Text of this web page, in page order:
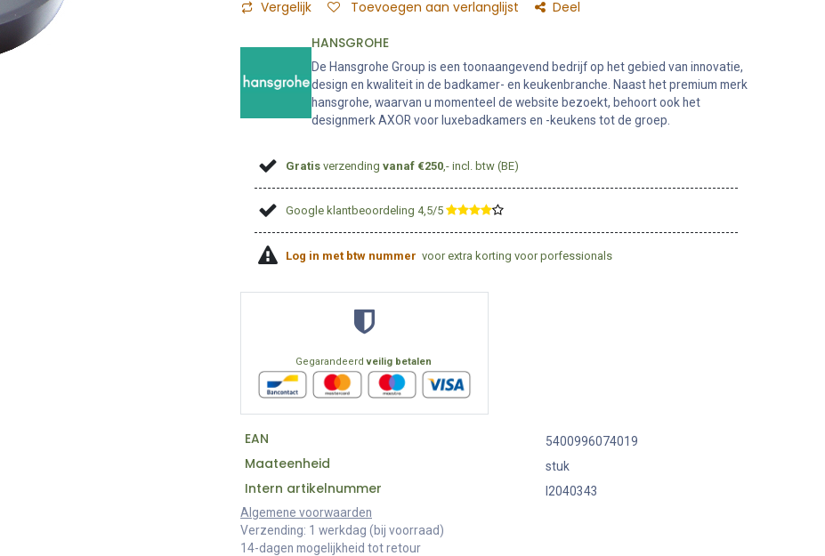
Vergelijk Toevoegen aan verlanglijst Deel
HANSGROHE
De Hansgrohe Group is een toonaangevend bedrijf op het gebied van innovatie,
design en kwaliteit in de badkamer- en keukenbranche. Naast het premium merk
hansgrohe, waarvan u momenteel de website bezoekt, behoort ook het
designmerk AXOR voor luxebadkamers en -keukens tot de groep.
Gratis verzendingvanaf €250 ,- incl. btw (BE)
Google klantbeoordeling 4,5/5 ​
Log in met btw nummer voor extra korting voor porfessionals
Gegarandeerdveilig betalen
EAN 5400996074019
Maateenheid stuk
Intern artikelnummer
I2040343
Algemene voorwaarden
Verzending: 1 werkdag (bij voorraad)
14-dagen mogelijkheid tot retour